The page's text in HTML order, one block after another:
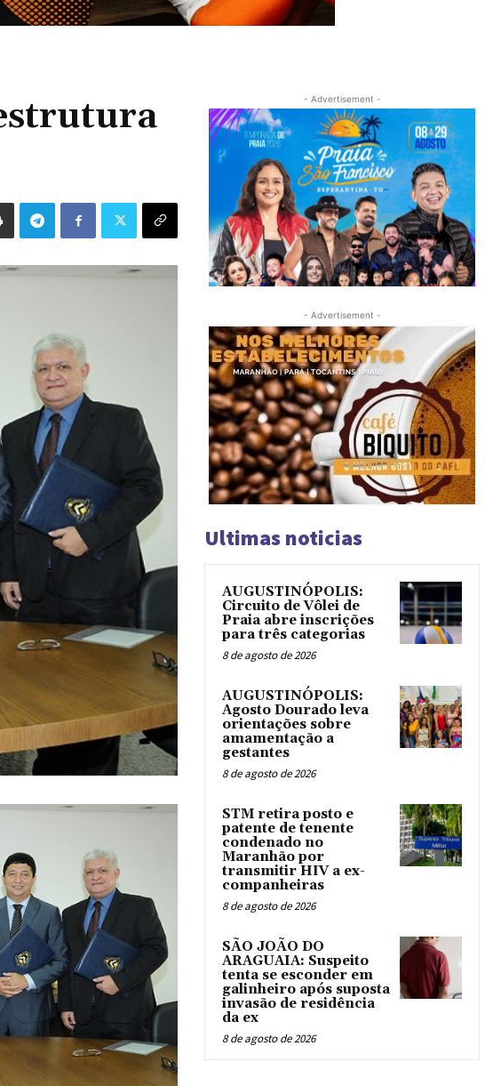
- Advertisement -
- Advertisement -
Ultimas noticias
AUGUSTINÓPOLIS:
Circuito de Vôlei de
Praia abre inscrições
para três categorias
8 de agosto de 2026
AUGUSTINÓPOLIS:
Agosto Dourado leva
orientações sobre
amamentação a
gestantes
8 de agosto de 2026
STM retira posto e
patente de tenente
condenado no
Maranhão por
transmitir HIV a ex-
companheiras
8 de agosto de 2026
SÃO JOÃO DO
ARAGUAIA: Suspeito
tenta se esconder em
galinheiro após suposta
invasão de residência
da ex
8 de agosto de 2026